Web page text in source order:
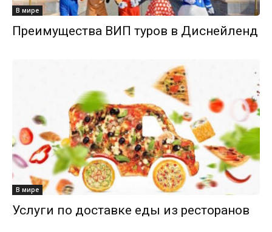
В мире
Преимущества ВИП туров в Диснейленд
В мире
Услуги по доставке еды из ресторанов